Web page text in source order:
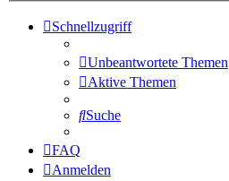
Schnellzugriff
Unbeantwortete Themen
Aktive Themen
Suche
FAQ
Anmelden